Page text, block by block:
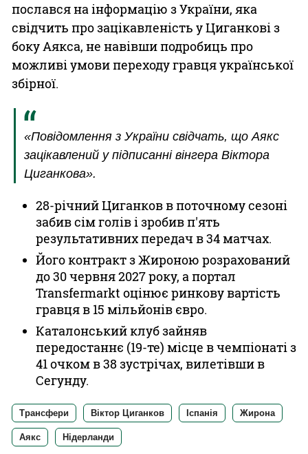
послався на інформацію з України, яка
свідчить про зацікавленість у Циганкові з
боку Аякса, не навівши подробиць про
можливі умови переходу гравця української
збірної.
«Повідомлення з України свідчать, що Аякс
зацікавлений у підписанні вінгера Віктора
Циганкова».
28-річний Циганков в поточному сезоні
забив сім голів і зробив п'ять
результативних передач в 34 матчах.
Його контракт з Жироною розрахований
до 30 червня 2027 року, а портал
Transfermarkt оцінює ринкову вартість
гравця в 15 мільйонів євро.
Каталонський клуб зайняв
передостаннє (19-те) місце в чемпіонаті з
41 очком в 38 зустрічах, вилетівши в
Сегунду.
Трансфери Віктор Циганков Іспанія Жирона
Аякс Нідерланди